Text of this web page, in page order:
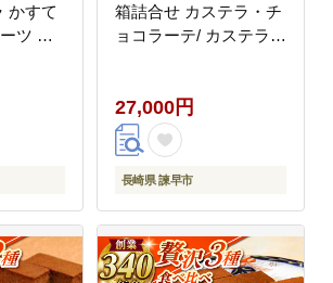
かすて
ツ 菓
箱詰合せ カステラ・チ
ョコラーテ/ カステラ
ーと チョコラーテ スイ
ーツ 菓子 ギフト 贈答 /
諫早市 / 株式会社松翁
軒 [AHCT019]
27,000円
長崎県 諫早市